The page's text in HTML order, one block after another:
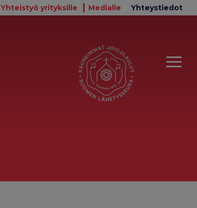
Yhteistyö yrityksille Medialle Yhteystiedot